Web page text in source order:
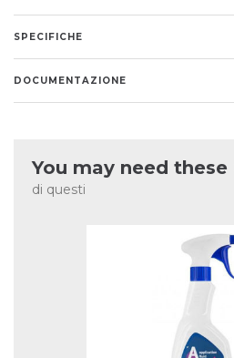
SPECIFICHE
DOCUMENTAZIONE
You may need these
di questi